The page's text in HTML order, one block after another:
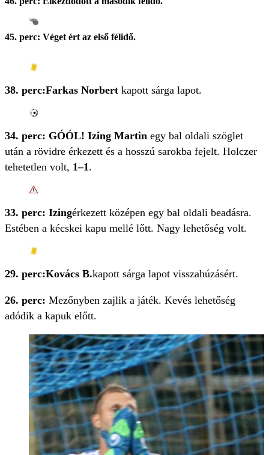
45. perc: Véget ért az első félidő.
38. perc:Farkas Norbert kapott sárga lapot.
34. perc: GÓÓL! Izing Martin egy bal oldali szöglet
után a rövidre érkezett és a hosszú sarokba fejelt. Holczer
tehetetlen volt, 1–1.
33. perc: Izingérkezett középen egy bal oldali beadásra.
Estében a kécskei kapu mellé lőtt. Nagy lehetőség volt.
29. perc:Kovács B.kapott sárga lapot visszahúzásért.
26. perc: Mezőnyben zajlik a játék. Kevés lehetőség
adódik a kapuk előtt.